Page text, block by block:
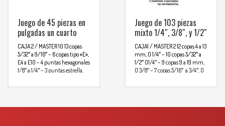
Juego de 45 piezas en
pulgadas un cuarto
CAJA 2 / MASTER 10 13 copas
5/32″ a 9/16″ – 6 copas tipo «E»,
E4 a E10 – 4 puntas hexagonales
1/8″ a 1/4″ – 3 puntas estrella,
Juego de 103 piezas
mixto 1/4″, 3/8″, y 1/2″
CAJA1 / MASTER 212 copas 4 a 13
mm, O 1/4″ – 10 copas 5/32″ a
1/2″ O1/4″ – 9 copas 9 a 19 mm,
O 3/8″ – 7 copas 5/16″ a 3/4″, O